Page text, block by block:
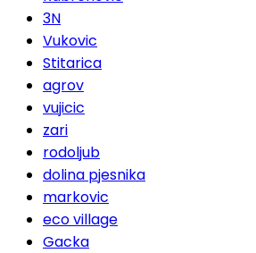
3N
Vukovic
Stitarica
agrov
vujicic
zari
rodoljub
dolina pjesnika
markovic
eco village
Gacka